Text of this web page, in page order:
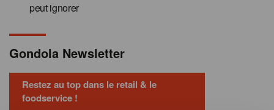
peut ignorer
Gondola Newsletter
Restez au top dans le retail & le
foodservice !